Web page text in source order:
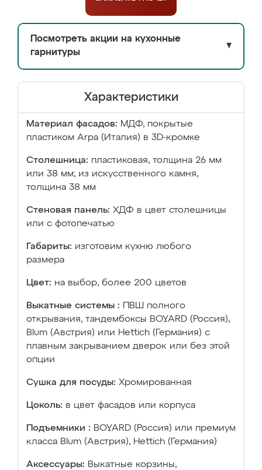
Посмотреть акции на кухонные
гарнитуры
▼
Характеристики
Материал фасадов: МДФ, покрытые
пластиком Arpa (Италия) в 3D-кромке
Столешница: пластиковая, толщина 26 мм
или 38 мм; из искусственного камня,
толщина 38 мм
Стеновая панель: ХДФ в цвет столешницы
или с фотопечатью
Габариты: изготовим кухню любого
размера
Цвет: на выбор, более 200 цветов
Выкатные системы :
ПВШ полного
открывания, тандембоксы BOYARD (Россия),
Blum (Австрия) или Hettich (Германия) с
плавным закрыванием дверок или без этой
опции
Сушка для посуды: Хромированная
Цоколь: в цвет фасадов или корпуса
Подъемники : BOYARD (Россия) или премиум
класса Blum (Австрия), Hettich (Германия)
Аксессуары: Выкатные корзины,